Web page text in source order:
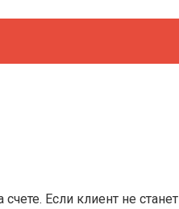
Если клиент не